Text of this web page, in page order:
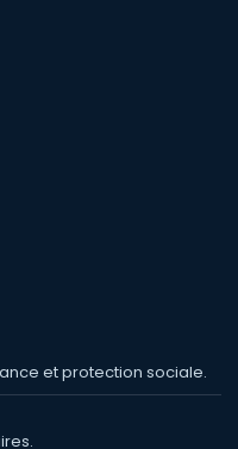
et protection sociale.